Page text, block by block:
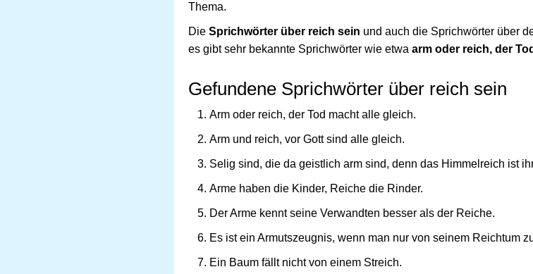
Thema.
Die Sprichwörter über reich sein und auch die Sprichwörter über
es gibt sehr bekannte Sprichwörter wie etwa arm oder reich, der
Gefundene Sprichwörter über reich sein
Arm oder reich, der Tod macht alle gleich.
Arm und reich, vor Gott sind alle gleich.
Selig sind, die da geistlich arm sind, denn das Himmelreich ist
Arme haben die Kinder, Reiche die Rinder.
Der Arme kennt seine Verwandten besser als der Reiche.
Es ist ein Armutszeugnis, wenn man nur von seinem Reichtum
Ein Baum fällt nicht von einem Streich.